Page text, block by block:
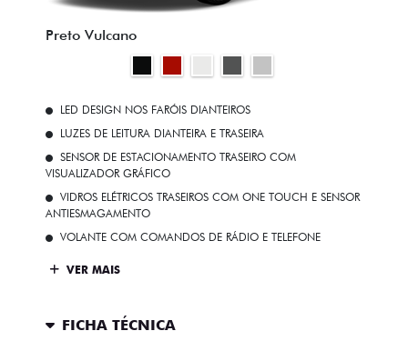
Preto Vulcano
LED DESIGN NOS FARÓIS DIANTEIROS
LUZES DE LEITURA DIANTEIRA E TRASEIRA
SENSOR DE ESTACIONAMENTO TRASEIRO COM
VISUALIZADOR GRÁFICO
VIDROS ELÉTRICOS TRASEIROS COM ONE TOUCH E SENSOR
ANTIESMAGAMENTO
VOLANTE COM COMANDOS DE RÁDIO E TELEFONE
VER MAIS
FICHA TÉCNICA